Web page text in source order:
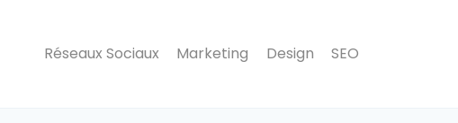
Réseaux Sociaux Marketing Design SEO